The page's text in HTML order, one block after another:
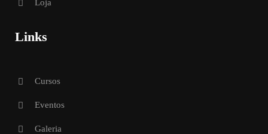
Loja
Links
Cursos
Eventos
Galeria